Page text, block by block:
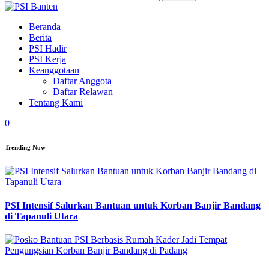
Beranda
Berita
PSI Hadir
PSI Kerja
Keanggotaan
Daftar Anggota
Daftar Relawan
Tentang Kami
0
Trending Now
PSI Intensif Salurkan Bantuan untuk Korban Banjir Bandang
di Tapanuli Utara